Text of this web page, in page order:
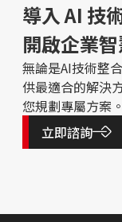
導入 AI 技
開啟企業
無論是AI技術整
供最適合的解決
您規劃專屬方案。
立即諮詢